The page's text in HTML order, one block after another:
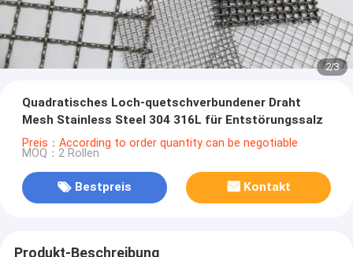
2/3
Quadratisches Loch-quetschverbundener Draht
Mesh Stainless Steel 304 316L für Entstörungssalz
Preis：According to order quantity can be negotiable
MOQ：2 Rollen
Bestpreis Kontakt
Produkt-Beschreibung